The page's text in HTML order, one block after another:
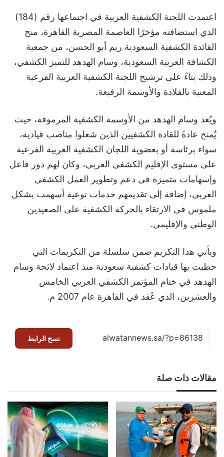
اعتمدت اللجنة الكشفية العربية في اجتماعها رقم (184)
الذي استضافته مؤخرًا العاصمة المصرية القاهرة، منح
القائدة الكشفية السعودية ريم أبو الحسن، من جمعية
الكشافة العربية السعودية، وسام الهدهد للتميز الكشفي،
وذلك بناءً على ترشيح اللجنة الكشفية العربية الفرعية
المعنية بالقلادة والأوسمة الرفيعة.
ويُعد وسام الهدهد من الأوسمة الكشفية المرموقة، حيث
يُمنح عادةً للقادة الكشفيين الذين شغلوا مناصب قيادية،
سواء برئاسة أو بعضوية اللجان الكشفية العربية الفرعية
على مستوى الإقليم الكشفي العربي، وكان لهم دور فاعل
وإسهامات متميزة في دعم وتطوير العمل الكشفي
العربي، إضافة إلى تقديمهم خدمات نوعية أسهمت بشكل
ملموس في الارتقاء بالحركة الكشفية على الصعيدين
الوطني والإقليمي.
ويأتي هذا التكريم ضمن سلسلة من التكريمات التي
حظيت بها قيادات كشفية سعودية منذ اعتماد لائحة وسام
الهدهد في ختام المؤتمر الكشفي العربي الخامس
والعشرين، الذي عُقد في القاهرة عام 2007 م.
نسخ الرابط
مقالات ذات صلة